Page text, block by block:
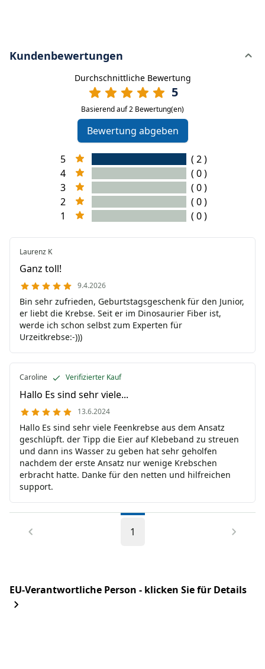
Kundenbewertungen
Durchschnittliche Bewertung
5
Basierend auf 2 Bewertung(en)
Bewertung abgeben
5
( 2 )
4
( 0 )
3
( 0 )
2
( 0 )
1
( 0 )
Laurenz K
Ganz toll!
9.4.2026
Bin sehr zufrieden, Geburtstagsgeschenk für den Junior,
er liebt die Krebse. Seit er im Dinosaurier Fiber ist,
werde ich schon selbst zum Experten für
Urzeitkrebse:-)))
Caroline Verifizierter Kauf
Hallo Es sind sehr viele...
13.6.2024
Hallo Es sind sehr viele Feenkrebse aus dem Ansatz
geschlüpft. der Tipp die Eier auf Klebeband zu streuen
und dann ins Wasser zu geben hat sehr geholfen
nachdem der erste Ansatz nur wenige Krebschen
erbracht hatte. Danke für den netten und hilfreichen
support.
1
EU-Verantwortliche Person - klicken Sie für Details